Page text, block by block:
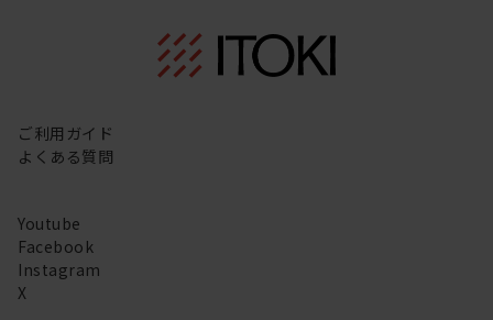
ご利用ガイド
よくある質問
Youtube
Facebook
Instagram
X